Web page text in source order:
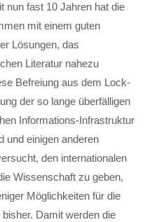
nun fast 10 Jahren hat die
mit einem guten
Lösungen, das
Literatur nahezu
Befreiung aus dem Lock-
der so lange überfälligen
Informations-Infrastruktur
und einigen anderen
den internationalen
Wissenschaft zu geben,
Möglichkeiten für die
Damit werden die